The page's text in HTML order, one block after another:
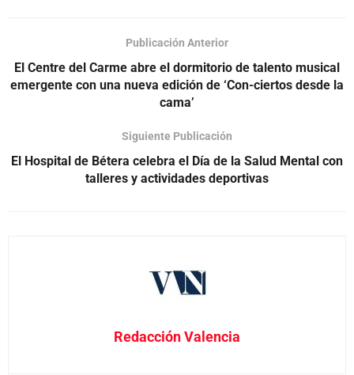
Publicación Anterior
El Centre del Carme abre el dormitorio de talento musical
emergente con una nueva edición de ‘Con-ciertos desde la
cama’
Siguiente Publicación
El Hospital de Bétera celebra el Día de la Salud Mental con
talleres y actividades deportivas
Redacción Valencia